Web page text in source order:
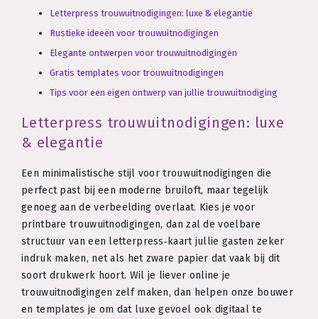
Letterpress trouwuitnodigingen: luxe & elegantie
Rustieke ideeën voor trouwuitnodigingen
Elegante ontwerpen voor trouwuitnodigingen
Gratis templates voor trouwuitnodigingen
Tips voor een eigen ontwerp van jullie trouwuitnodiging
Letterpress trouwuitnodigingen: luxe
& elegantie
Een minimalistische stijl voor trouwuitnodigingen die
perfect past bij een moderne bruiloft, maar tegelijk
genoeg aan de verbeelding overlaat. Kies je voor
printbare trouwuitnodigingen, dan zal de voelbare
structuur van een letterpress‑kaart jullie gasten zeker
indruk maken, net als het zware papier dat vaak bij dit
soort drukwerk hoort. Wil je liever online je
trouwuitnodigingen zelf maken, dan helpen onze bouwer
en templates je om dat luxe gevoel ook digitaal te